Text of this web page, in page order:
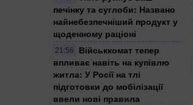
печінку та суглоби: Названо
найнебезпечніший продукт у
щоденному раціоні
21:56
Військкомат тепер
впливає навіть на купівлю
житла: У Росії на тлі
підготовки до мобілізації
ввели нові правила